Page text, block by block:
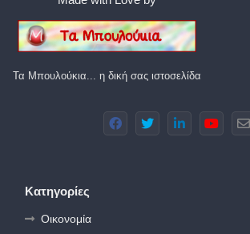
Τα Μπουλούκια... η δική σας ιστοσελίδα
Κατηγορίες
Οικονομία